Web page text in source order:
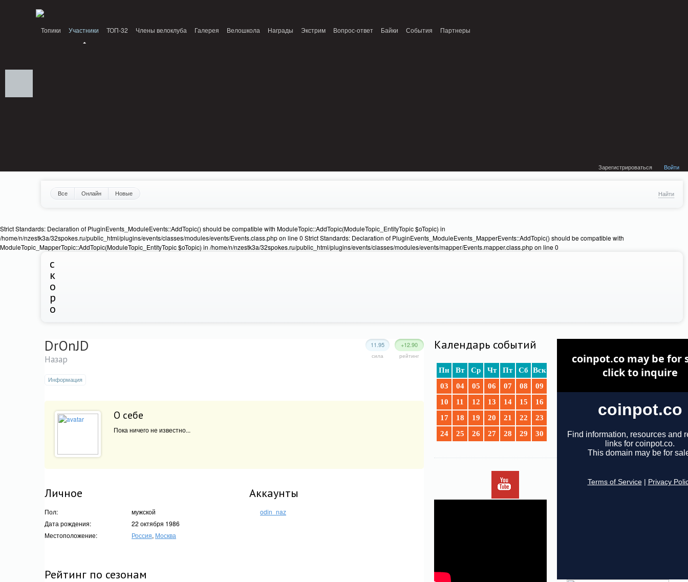
Топики Участники ТОП-32 Члены велоклуба Галерея Велошкола Награды Экстрим Вопрос-ответ Байки События Партнеры
Зарегистрироваться Войти
Все Онлайн Новые Найти
Strict Standards: Declaration of PluginEvents_ModuleEvents::AddTopic() should be compatible with ModuleTopic::AddTopic(ModuleTopic_EntityTopic $oTopic) in
/home/n/nzestk3a/32spokes.ru/public_html/plugins/events/classes/modules/events/Events.class.php on line 0 Strict Standards: Declaration of PluginEvents_ModuleEvents_MapperEvents::AddTopic() should be compatible with
ModuleTopic_MapperTopic::AddTopic(ModuleTopic_EntityTopic $oTopic) in /home/n/nzestk3a/32spokes.ru/public_html/plugins/events/classes/modules/events/mapper/Events.mapper.class.php on line 0
с
к
о
р
о
Календарь событий
Пн Вт Ср Чт Пт Сб
Вск
03
04 05 06 07 08
09
10
11 12 13 14 15
16
17
18 19 20 21 22
23
24
25 26 27 28 29 30
+12.90
рейтинг
11.95
сила
DrOnJD
Назар
Информация
О себе
Пока ничего не известно...
Личное
Пол:
мужской
Дата рождения:
22 октября 1986
Местоположение:
Россия, Москва
Рейтинг по сезонам
Аккаунты
odin_naz